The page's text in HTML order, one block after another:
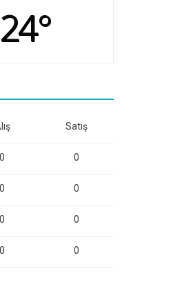
24°
Satış
0 0
0 0
0 0
0 0